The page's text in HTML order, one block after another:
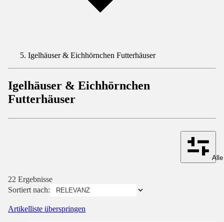
Igelhäuser & Eichhörnchen Futterhäuser
Igelhäuser & Eichhörnchen
Futterhäuser
22 Ergebnisse
Sortiert nach:
Artikelliste überspringen